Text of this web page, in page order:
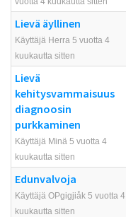
Lievä äyllinen
Käyttäjä Herra 5 vuotta 4
kuukautta sitten
Lievä
kehitysvammaisuus
diagnoosin
purkkaminen
Käyttäjä Minä 5 vuotta 4
kuukautta sitten
Edunvalvoja
Käyttäjä OPgigjiåk 5 vuotta 4
kuukautta sitten